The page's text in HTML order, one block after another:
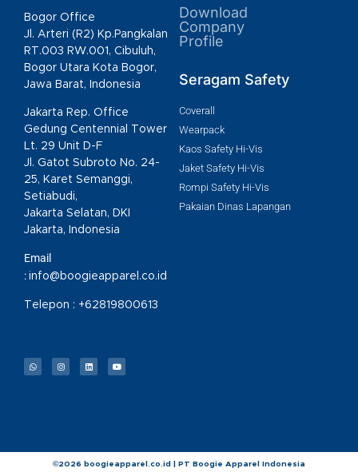
Bogor Office
Jl. Arteri (R2) Kp.Pangkalan
RT.003 RW.001, Cibuluh,
Bogor Utara Kota Bogor,
Jawa Barat, Indonesia
Jakarta Rep. Office
Gedung Centennial Tower
Lt. 29 Unit D-F
Jl. Gatot Subroto No. 24-
25, Karet Semanggi,
Setiabudi,
Jakarta Selatan, DKI
Jakarta, Indonesia
Email
: info@boogieapparel.co.id
Telepon : +62819800613
Download
Company
Profile
Seragam Safety
Coverall
Wearpack
Kaos Safety Hi-Vis
Jaket Safety Hi-Vis
Rompi Safety Hi-Vis
Pakaian Dinas Lapangan
©2026 boogieapparel.co.id | PT Boogie Apparel Indonesia